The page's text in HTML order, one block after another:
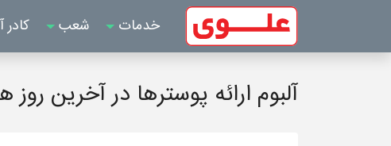
خدمات شعب
آلبوم ارائه پوسترها در آخرین